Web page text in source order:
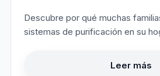
Descubre por qué muchas
sistemas de purificación en su
Leer más